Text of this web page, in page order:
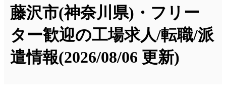
藤沢市(神奈川県)・フリー
ター歓迎の工場求人/転職/派
遣情報(2026/08/06 更新)